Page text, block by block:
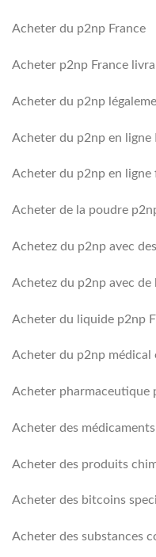
Acheter du p2np France
Acheter p2np France
Acheter du p2np
Acheter du p2np en ligne
Acheter du p2np en ligne
Acheter de la poudre
Achetez du p2np avec
Achetez du p2np avec
Acheter du liquide p2np
Acheter du p2np médical
Acheter pharmaceutique
Acheter des
Acheter des produits
Acheter des bitcoins
Acheter des substances